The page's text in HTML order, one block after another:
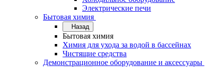
Электрические печи
Бытовая химия
Назад
Бытовая химия
Химия для ухода за водой в бассейнах
Чистящие средства
Демонстрационное оборудование и аксессуары